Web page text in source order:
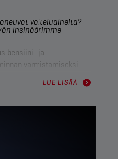
voiteluaineita?
insinöörimme
bensiini- ja
varmistamiseksi.
nopeasti yksi asia
tarvitaanko voiteluaineita
LUE LISÄÄ